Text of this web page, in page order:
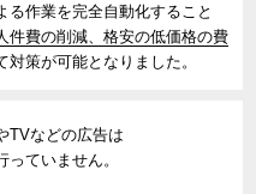
る作業を完全自動化すること
件費の削減、格安の低価格の費
対策が可能となりました。
TVなどの広告は
っていません。